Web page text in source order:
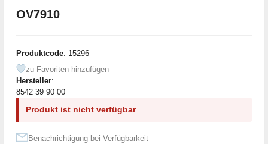
OV7910
Produktcode: 15296
zu Favoriten hinzufügen
Hersteller:
8542 39 90 00
Produkt ist nicht verfügbar
Benachrichtigung bei Verfügbarkeit